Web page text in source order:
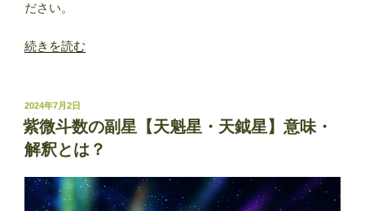
ださい。
“紫
数
の
副
星
【禄
存
続きを読む
投
稿
日:
2024年7月2日
紫微斗数の副星【天魁星・天鉞星】意味・
解釈とは？